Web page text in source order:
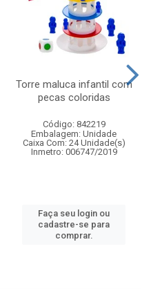
Torre maluca infantil com
pecas coloridas
Código: 842219
Embalagem: Unidade
Caixa Com: 24 Unidade(s)
Inmetro: 006747/2019
Faça seu login ou
cadastre-se para
comprar.